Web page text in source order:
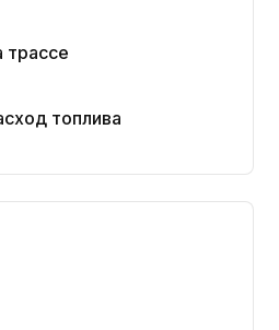
трассе
топлива